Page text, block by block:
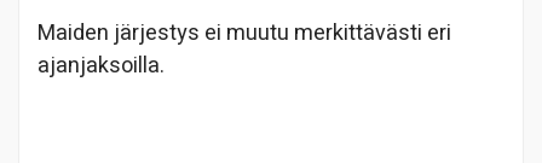
Maiden järjestys ei muutu merkittävästi eri
ajanjaksoilla.